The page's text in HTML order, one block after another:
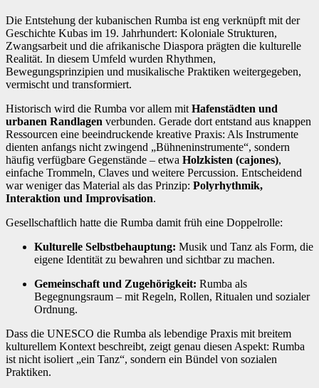
Die Entstehung der kubanischen Rumba ist eng verknüpft mit der
Geschichte Kubas im 19. Jahrhundert: Koloniale Strukturen,
Zwangsarbeit und die afrikanische Diaspora prägten die kulturelle
Realität. In diesem Umfeld wurden Rhythmen,
Bewegungsprinzipien und musikalische Praktiken weitergegeben,
vermischt und transformiert.
Historisch wird die Rumba vor allem mit Hafenstädten und
urbanen Randlagen verbunden. Gerade dort entstand aus knappen
Ressourcen eine beeindruckende kreative Praxis: Als Instrumente
dienten anfangs nicht zwingend „Bühneninstrumente“, sondern
häufig verfügbare Gegenstände – etwa Holzkisten (cajones),
einfache Trommeln, Claves und weitere Percussion. Entscheidend
war weniger das Material als das Prinzip: Polyrhythmik,
Interaktion und Improvisation.
Gesellschaftlich hatte die Rumba damit früh eine Doppelrolle:
Kulturelle Selbstbehauptung: Musik und Tanz als Form, die
eigene Identität zu bewahren und sichtbar zu machen.
Gemeinschaft und Zugehörigkeit: Rumba als
Begegnungsraum – mit Regeln, Rollen, Ritualen und sozialer
Ordnung.
Dass die UNESCO die Rumba als lebendige Praxis mit breitem
kulturellem Kontext beschreibt, zeigt genau diesen Aspekt: Rumba
ist nicht isoliert „ein Tanz“, sondern ein Bündel von sozialen
Praktiken.